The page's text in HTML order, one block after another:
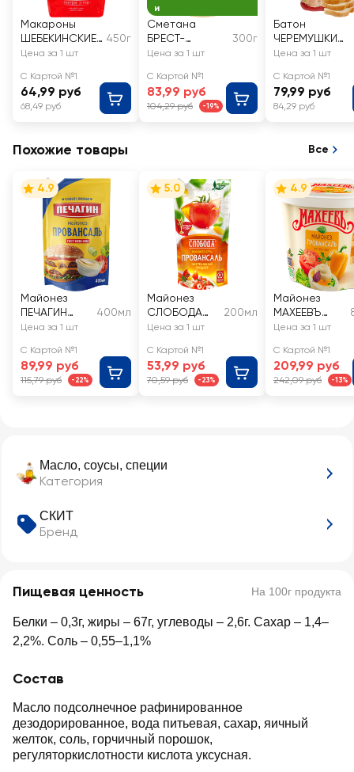
Масло, соусы, специи
Категория
СКИТ
Бренд
Пищевая ценность На 100г продукта
Белки – 0,3г, жиры – 67г, углеводы – 2,6г. Сахар – 1,4–
2,2%. Соль – 0,55–1,1%
Состав
Масло подсолнечное рафинированное
дезодорированное, вода питьевая, сахар, яичный
желток, соль, горчичный порошок,
регуляторкислотности кислота уксусная.
Макароны
ШЕБЕКИНСКИЕ
Рожок
группа, А
высший сорт
450г
Цена за 1 шт
С Картой №1
64,99 руб
68,49 руб
и
Сметана
БРЕСТ-
ЛИТОВСК 20%,
300г
Цена за 1 шт
С Картой №1
83,99 руб
104,29 руб -19%
Батон
ЧЕРЕМУШКИ
Нарезной
Цена за 1 шт
С Картой №1
79,99 руб
84,29 руб
Похожие товары Все
4.9
Майонез
ПЕЧАГИН
Провансаль
400мл
Цена за 1 шт
С Картой №1
89,99 руб
115,79 руб -22%
5.0
Майонез
СЛОБОДА
Провансаль
200мл
Цена за 1 шт
С Картой №1
53,99 руб
70,59 руб -23%
4.9
Майонез
МАХЕЕВЪ
Провансаль
Цена за 1 шт
С Картой №1
209,99 руб
242,09 руб -13%